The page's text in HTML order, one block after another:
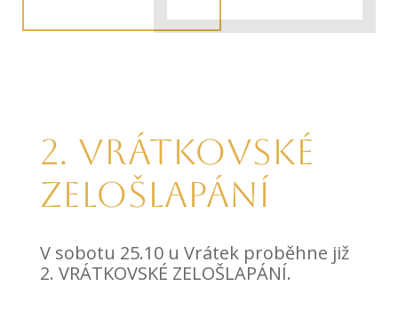
2. Vrátkovské
zelošlapání
V sobotu 25.10 u Vrátek proběhne již
2. VRÁTKOVSKÉ ZELOŠLAPÁNÍ.